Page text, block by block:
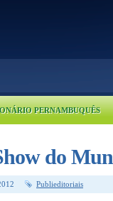
PERNAMBUQUÊS
do
Publieditoriais